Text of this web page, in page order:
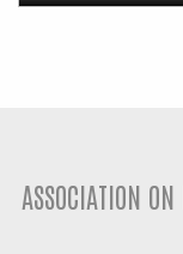
ASSOCIATION